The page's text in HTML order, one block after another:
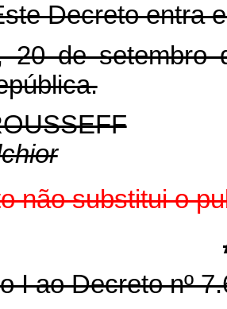
Decreto entra
20 de setembro
não substitui o
I ao Decreto nº